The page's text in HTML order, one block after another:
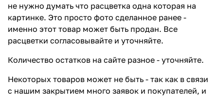
не нужно думать что расцветка одна которая на
картинке. Это просто фото сделанное ранее -
именно этот товар может быть продан. Все
расцветки согласовывайте и уточняйте.
Количество остатков на сайте разное - уточняйте.
Некоторых товаров может не быть - так как в связи
с нашим закрытием много заявок и покупателей, и